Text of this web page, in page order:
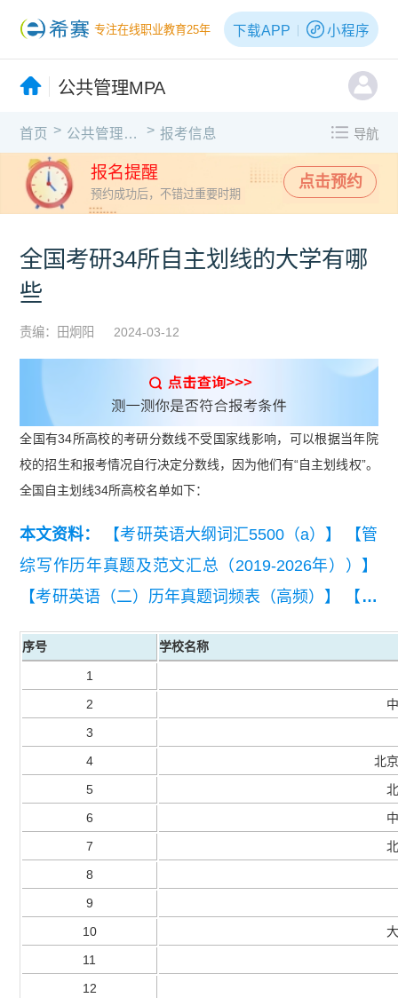
专注在线职业教育25年 下载APP 小程序
公共管理MPA
首页 > 公共管理MPA > 报考信息 导航
报名提醒
预约成功后，不错过重要时期
点击预约
全国考研34所自主划线的大学有哪
些
责编：田炯阳 2024-03-12
全国有34所高校的考研分数线不受国家线影响，可以根据当年院
校的招生和报考情况自行决定分数线，因为他们有“自主划线权”。
全国自主划线34所高校名单如下：
本文资料： 【考研英语大纲词汇5500（a）】
【管
综写作历年真题及范文汇总（2019-2026年））】
【考研英语（二）历年真题词频表（高频）】
【连
续12年考研408计算机科学专业基础真题汇总2011
年-2022年】 【考研择校备考经验书-考研问题+招
生报录比+专业信息+备考资讯等52项疑问解答】
序号 学校名称
1
2
3
4
北
5
6
7
8
9
10
11
12